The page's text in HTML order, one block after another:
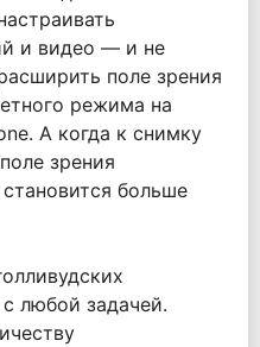
и видео — и не
поле зрения
режима на
А когда к снимку
зрения
больше
любой задачей.